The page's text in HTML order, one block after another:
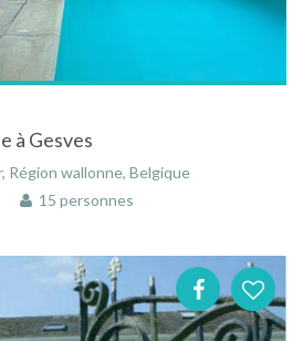
à Gesves
Région wallonne, Belgique
15 personnes